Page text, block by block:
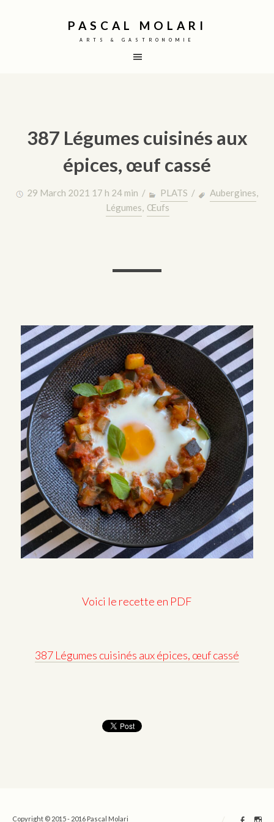
PASCAL MOLARI
ARTS & GASTRONOMIE
387 Légumes cuisinés aux
épices, œuf cassé
29 March 2021 17 h 24 min / PLATS / Aubergines,
Légumes, Œufs
Voici le recette en PDF
387 Légumes cuisinés aux épices, œuf cassé
Copyright © 2015 - 2016 Pascal Molari